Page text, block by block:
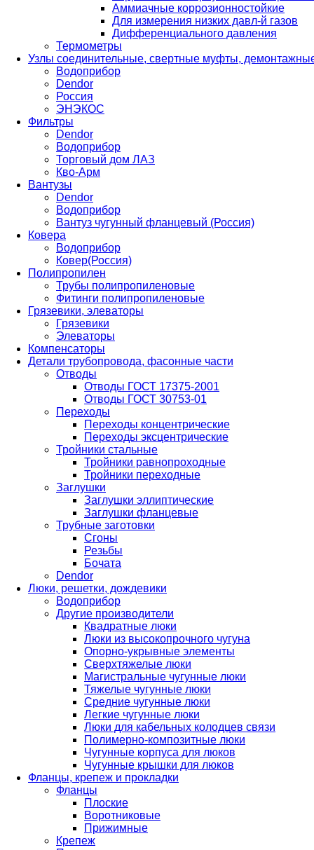
Аммиачные коррозионностойкие
Для измерения низких давл-й газов
Дифференциального давления
Термометры
Узлы соединительные, свертные муфты,
Водоприбор
Dendor
Россия
ЭНЭКОС
Фильтры
Dendor
Водоприбор
Торговый дом ЛАЗ
Кво-Арм
Вантузы
Dendor
Водоприбор
Вантуз чугунный фланцевый (Россия)
Ковера
Водоприбор
Ковер(Россия)
Полипропилен
Трубы полипропиленовые
Фитинги полипропиленовые
Грязевики, элеваторы
Грязевики
Элеваторы
Компенсаторы
Детали трубопровода, фасонные части
Отводы
Отводы ГОСТ 17375-2001
Отводы ГОСТ 30753-01
Переходы
Переходы концентрические
Переходы эксцентрические
Тройники стальные
Тройники равнопроходные
Тройники переходные
Заглушки
Заглушки эллиптические
Заглушки фланцевые
Трубные заготовки
Cгоны
Резьбы
Бочата
Dendor
Люки, решетки, дождевики
Водоприбор
Другие производители
Квадратные люки
Люки из высокопрочного чугуна
Опорно-укрывные элементы
Сверхтяжелые люки
Магистральные чугунные люки
Тяжелые чугунные люки
Средние чугунные люки
Легкие чугунные люки
Люки для кабельных колодцев связи
Полимерно-композитные люки
Чугунные корпуса для люков
Чугунные крышки для люков
Фланцы, крепеж и прокладки
Фланцы
Плоские
Воротниковые
Прижимные
Крепеж